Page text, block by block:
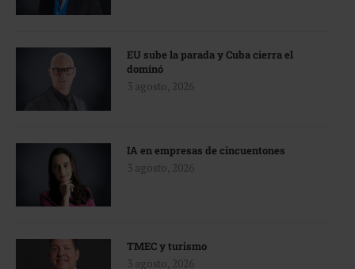
EU sube la parada y Cuba cierra el
dominó
3 agosto, 2026
IA en empresas de cincuentones
3 agosto, 2026
TMEC y turismo
3 agosto, 2026